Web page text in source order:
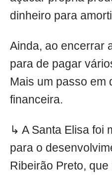
dinheiro para
Ainda, ao encerrar
para de pagar
Mais um passo em
financeira.
↳ A Santa Elisa foi
para o
Ribeirão Preto,